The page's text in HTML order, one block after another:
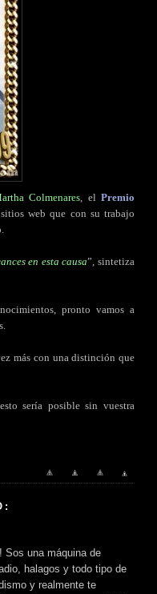
Colmenares, elPremio
web que con su trabajo
en esta causa”, sintetiza
pronto vamos a
más con una distinción que
sería posible sin vuestra
Sos una máquina de
halagos y todo tipo de
y realmente te